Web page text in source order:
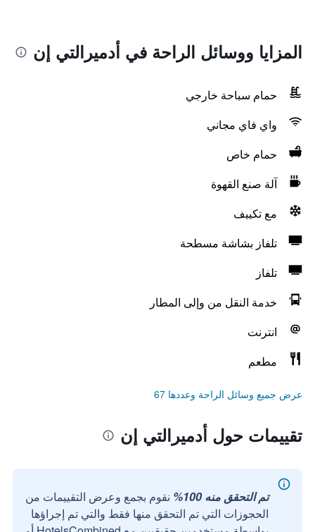
المزايا ووسائل الراحة في أدميرالتي إن
حمام سباحة خارجي
واي فاي مجاني
حمام خاص
آلة صنع القهوة
مع تكييف
تلفاز بشاشة مسطحة
تلفاز
خدمة النقل من وإلى المطار
انترنت
مطعم
عرض جميع وسائل الراحة وعددها 67
تقييمات حول أدميرالتي إن
تم التحقق منه 100%
نقوم بجمع وعرض التقييمات من
الحجوزات التي تم التحقق منها فقط والتي تم إجراؤها